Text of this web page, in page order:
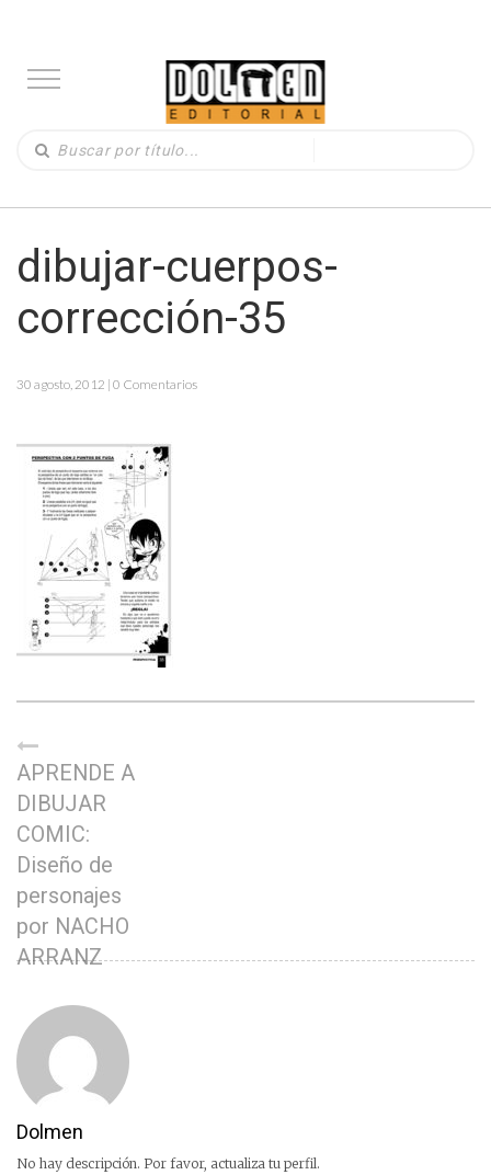
dibujar-cuerpos-
corrección-35
30 agosto, 2012 | 0 Comentarios
APRENDE A
DIBUJAR
COMIC:
Diseño de
personajes
por NACHO
ARRANZ
Dolmen
No hay descripción. Por favor, actualiza tu perfil.